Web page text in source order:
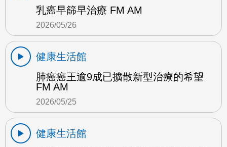
乳癌早篩早治療 FM AM
2026/05/26
健康生活館
肺癌癌王逾9成已擴散新型治療的希望
FM AM
2026/05/25
健康生活館